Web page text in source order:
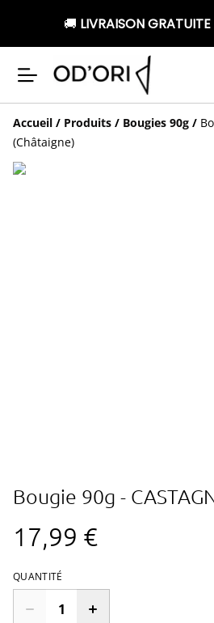
🚚 LIVRAISON GRATUITE
Accueil / Produits / Bougies 90g /
(Châtaigne)
Bougie 90g -
17,99 €
QUANTITÉ